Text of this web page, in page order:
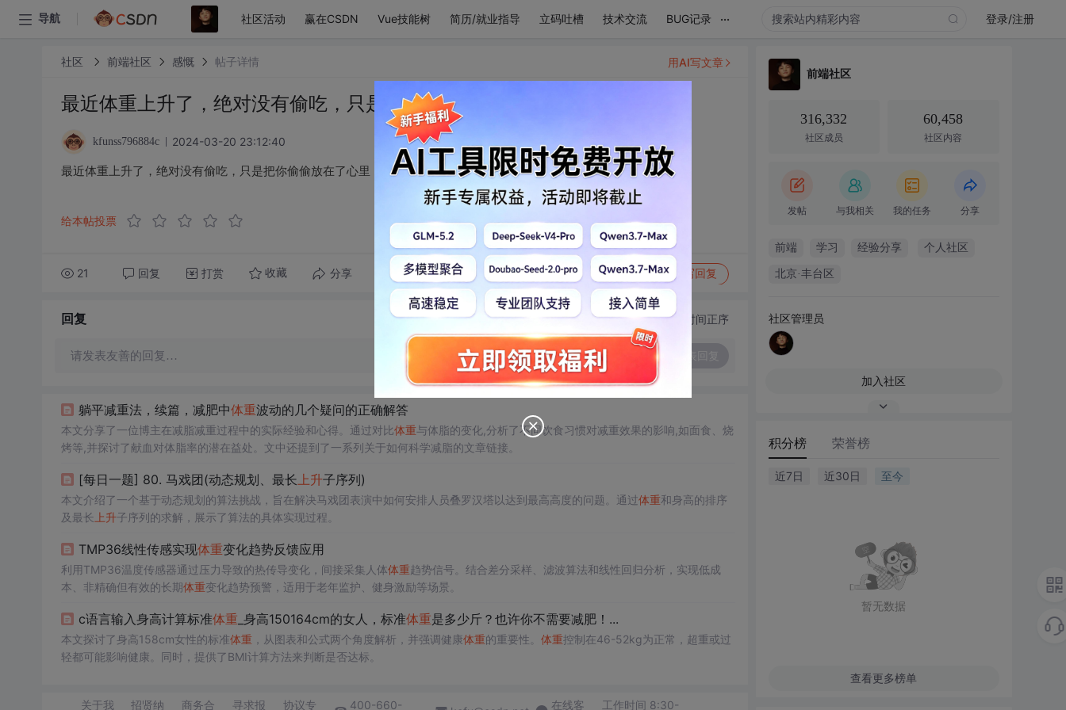
导航 社区活动 赢在CSDN Vue技能树 简历/就业指导 立码吐槽 技术交流 BUG记录 ... 登录/注册
社区 前端社区 感慨 帖子详情
最近体重上升了，绝对没有偷吃，只是把你偷偷放在了心里
kfunss796884c 2024-03-20 23:12:40
最近体重上升了，绝对没有偷吃，只是把你偷偷放在了心里
给本帖投票
21 回复 打赏 收藏 分享 转发到动态 举报 写回复
用AI写文章
回复 切换为时间正序
请发表友善的回复…
躺平减重法，续篇，减肥中体重波动的几个疑问的正确解答
本文分享了一位博主在减脂减重过程中的实际经验和心得。通过对比体重与体脂的变化,分析了不同饮食习惯对减重效果的影响,如面食、烧
烤等,并探讨了献血对体脂率的潜在益处。文中还提到了一系列关于如何科学减脂的文章链接。
[每日一题] 80. 马戏团(动态规划、最长上升子序列)
本文介绍了一个基于动态规划的算法挑战，旨在解决马戏团表演中如何安排人员叠罗汉塔以达到最高高度的问题。通过体重和身高的排序
及最长 上升子序列的求解，展示了算法的具体实现过程。
TMP36线性传感实现体重变化趋势反馈应用
利用TMP36温度传感器通过压力导致的热传导变化，间接采集人体体重趋势信号。结合差分采样、滤波算法和线性回归分析，实现低成
本、非精确但有效的长期体重变化趋势预警，适用于老年监护、健身激励等场景。
c语言输入身高计算标准体重 _身高150164cm的女人，标准体重是多少斤？也许你不需要减肥！...
本文探讨了身高158cm女性的标准体重，从图表和公式两个角度解析，并强调健康体重的重要性。 体重控制在46-52kg为正常，超重或过
轻都可能影响健康。同时，提供了BMI计算方法来判断是否达标。
关于我 招贤纳 商务合 寻求报 协议专 400-660- 在线客 工作时间 8:30-
前端社区
316,332
社区成员
60,458
社区内容
发帖 与我相关 我的任务 分享
前端 学习 经验分享 个人社区
北京·丰台区
社区管理员
加入社区
积分榜 荣誉榜
近7日 近30日 至今
暂无数据
查看更多榜单